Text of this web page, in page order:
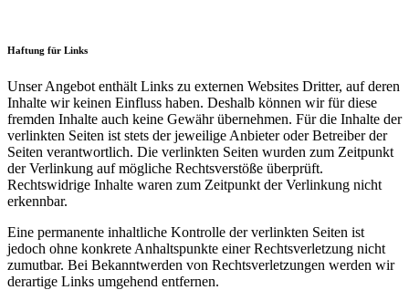
Haftung für Links
Unser Angebot enthält Links zu externen Websites Dritter, auf deren
Inhalte wir keinen Einfluss haben. Deshalb können wir für diese
fremden Inhalte auch keine Gewähr übernehmen. Für die Inhalte der
verlinkten Seiten ist stets der jeweilige Anbieter oder Betreiber der
Seiten verantwortlich. Die verlinkten Seiten wurden zum Zeitpunkt
der Verlinkung auf mögliche Rechtsverstöße überprüft.
Rechtswidrige Inhalte waren zum Zeitpunkt der Verlinkung nicht
erkennbar.
Eine permanente inhaltliche Kontrolle der verlinkten Seiten ist
jedoch ohne konkrete Anhaltspunkte einer Rechtsverletzung nicht
zumutbar. Bei Bekanntwerden von Rechtsverletzungen werden wir
derartige Links umgehend entfernen.